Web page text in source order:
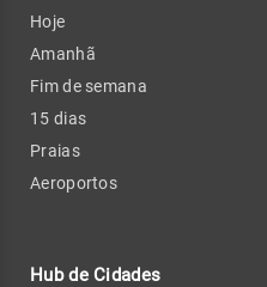
Hoje
Amanhã
Fim de semana
15 dias
Praias
Aeroportos
Hub de Cidades